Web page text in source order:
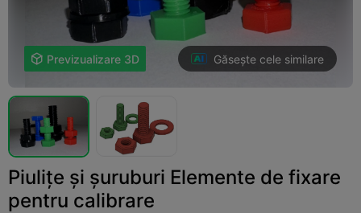
 Previzualizare 3D Găsește cele similare
Piulițe și șuruburi Elemente de fixare
pentru calibrare